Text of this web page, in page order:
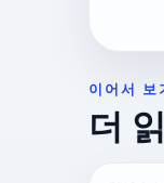
이어서 보
더